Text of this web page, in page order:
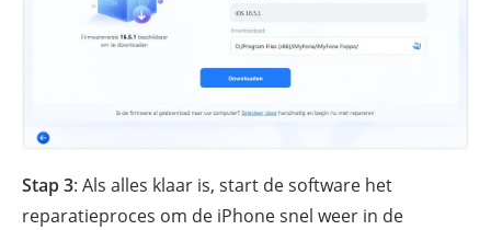
Stap 3: Als alles klaar is, start de software het
reparatieproces om de iPhone snel weer in de